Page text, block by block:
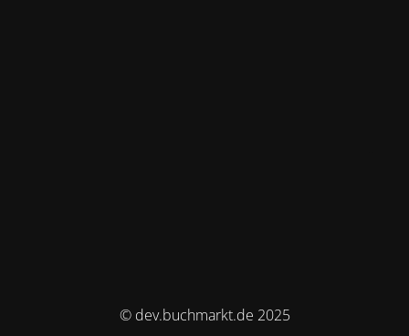
© dev.buchmarkt.de 2025